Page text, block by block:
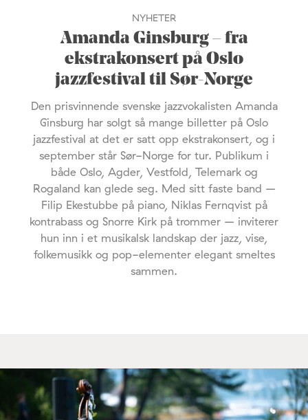
NYHETER
Amanda Ginsburg – fra
ekstrakonsert på Oslo
jazzfestival til Sør-Norge
Den prisvinnende svenske jazzvokalisten Amanda
Ginsburg har solgt så mange billetter på Oslo
jazzfestival at det er satt opp ekstrakonsert, og i
september står Sør-Norge for tur. Publikum i
både Oslo, Agder, Vestfold, Telemark og
Rogaland kan glede seg. Med sitt faste band –
Filip Ekestubbe på piano, Niklas Fernqvist på
kontrabass og Snorre Kirk på trommer – inviterer
hun inn i et musikalsk landskap der jazz, vise,
folkemusikk og pop-elementer elegant smeltes
sammen.